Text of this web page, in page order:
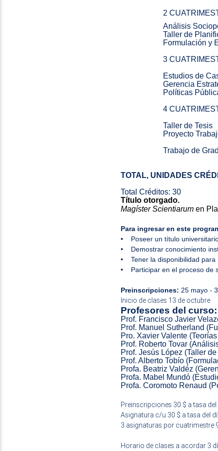
2
Análisis
Taller de
Formulación y
3
Estudios de
Gerencia
Políticas
4
Taller de Tesis
Proyecto
Trabajo de
TOTAL, UNIDADES
Total Créditos: 30
Título otorgado.
Magíster Scientiarumen
Para ingresar en este
• Poseer un título
• Demostrar conocimiento
• Tener la disponibilidad para
• Participar en el proceso de
Preinscripciones: 25 mayo -
Inicio de clases 13 de octubre
Profesores del curso:
Prof. Francisco Javier
Prof. Manuel Sutherland
Pro. Xavier Valente
Prof. Roberto Tovar
Prof. Jesús López (Taller
Prof. Alberto Tobío
Profa. Beatriz Valdéz
Profa. Mabel Mundó
Profa. Coromoto Renaud
Preinscripciones 30 $ a tasa
Asignatura c/u 30 $ a tasa del
3 asignaturas por cuatrimestre
Horario de clases a acordar 3